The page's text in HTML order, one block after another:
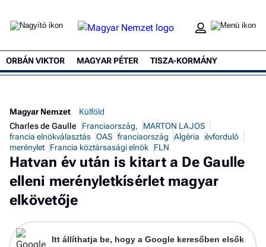
ORBÁN VIKTOR MAGYAR PÉTER TISZA-KORMÁNY
Magyar Nemzet
Külföld
Charles de Gaulle
Franciaország,
MARTON LAJOS
francia elnökválasztás OAS franciaország Algéria
évforduló
merénylet
Francia köztársasági elnök FLN
Hatvan év után is kitart a De Gaulle
elleni merényletkísérlet magyar
elkövetője
Itt állíthatja be, hogy a Google keresőben elsők